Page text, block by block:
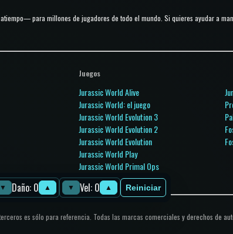
▼ Daño: 0 ▲ ▼ Vel: 0 ▲ Reiniciar
para millones de jugadores de todo el mundo. Si quieres ayudar a
Juegos
Jurassic World Alive
Jurassic World: el juego
Jurassic World Evolution 3
Jurassic World Evolution 2
Jurassic World Evolution
Jurassic World Play
Jurassic World Primal Ops
Jurassic Park Builder
es sólo para referencia. Todas las marcas comerciales y derechos de